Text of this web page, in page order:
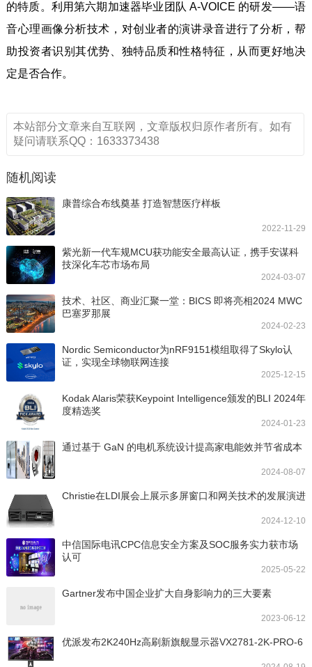
的特质。利用第六期加速器毕业团队 A-VOICE 的研发——语
音心理画像分析技术，对创业者的演讲录音进行了分析，帮
助投资者识别其优势、独特品质和性格特征，从而更好地决
定是否合作。
本站部分文章来自互联网，文章版权归原作者所有。如有
疑问请联系QQ：1633373438
随机阅读
康普综合布线奠基 打造智慧医疗样板
2022-11-29
紫光新一代车规MCU获功能安全最高认证，携手安谋科
技深化车芯市场布局
2024-03-07
技术、社区、商业汇聚一堂：BICS 即将亮相2024 MWC
巴塞罗那展
2024-02-23
Nordic Semiconductor为nRF9151模组取得了Skylo认
证，实现全球物联网连接
2025-12-15
Kodak Alaris荣获Keypoint Intelligence颁发的BLI 2024年
度精选奖
2024-01-23
通过基于 GaN 的电机系统设计提高家电能效并节省成本
2024-08-07
Christie在LDI展会上展示多屏窗口和网关技术的发展演进
2024-12-10
中信国际电讯CPC信息安全方案及SOC服务实力获市场
认可
2025-05-22
Gartner发布中国企业扩大自身影响力的三大要素
2023-06-12
优派发布2K240Hz高刷新旗舰显示器VX2781-2K-PRO-6